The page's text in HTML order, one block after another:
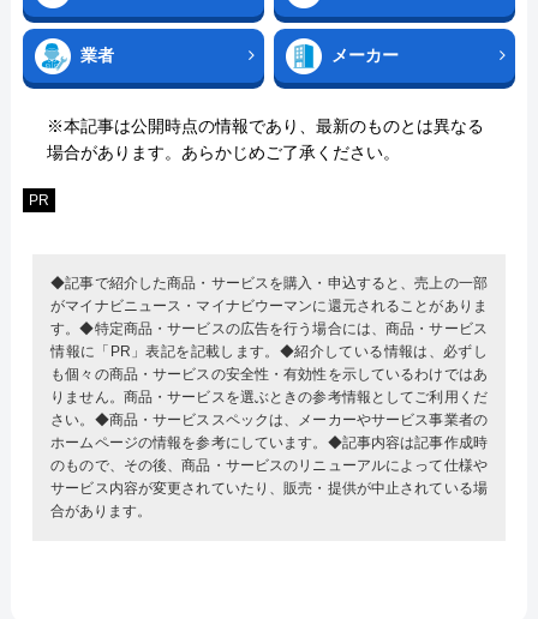
業者 メーカー
※本記事は公開時点の情報であり、最新のものとは異なる
場合があります。あらかじめご了承ください。
PR
◆記事で紹介した商品・サービスを購入・申込すると、売上の一部
がマイナビニュース・マイナビウーマンに還元されることがありま
す。◆特定商品・サービスの広告を行う場合には、商品・サービス
情報に「PR」表記を記載します。◆紹介している情報は、必ずし
も個々の商品・サービスの安全性・有効性を示しているわけではあ
りません。商品・サービスを選ぶときの参考情報としてご利用くだ
さい。◆商品・サービススペックは、メーカーやサービス事業者の
ホームページの情報を参考にしています。◆記事内容は記事作成時
のもので、その後、商品・サービスのリニューアルによって仕様や
サービス内容が変更されていたり、販売・提供が中止されている場
合があります。